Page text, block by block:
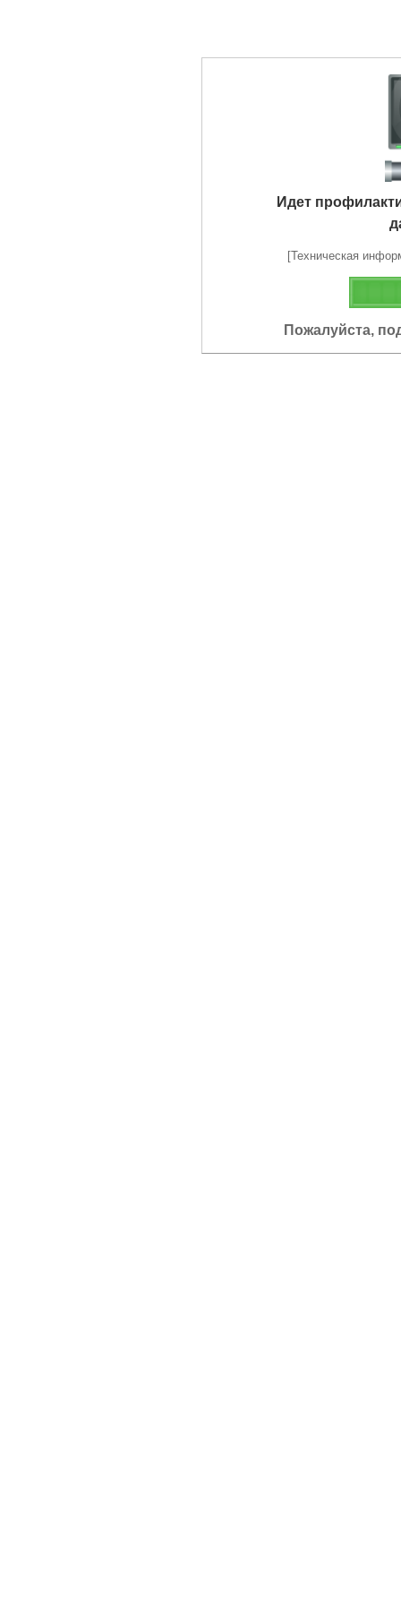
Идет
[Техническая
Пожалуйста,